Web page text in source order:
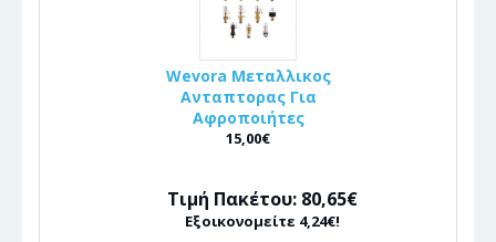
Wevora Μεταλλικος
Ανταπτορας Για
Αφροποιήτες
15,00€
Τιμή Πακέτου: 80,65€
Εξοικονομείτε 4,24€!